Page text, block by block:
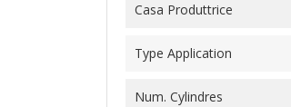
Casa Produttrice
Type Application
Num. Cylindres